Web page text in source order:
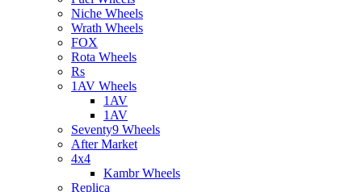
Niche Wheels
Wrath Wheels
FOX
Rota Wheels
Rs
1AV Wheels
1AV
1AV
Seventy9 Wheels
After Market
4x4
Kambr Wheels
Replica